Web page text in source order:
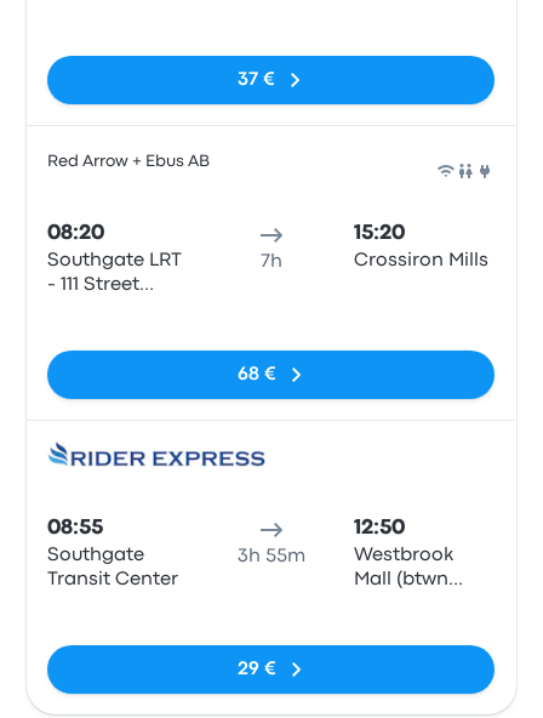
37 €
Red Arrow + Ebus AB
08:20
Southgate LRT
- 111 Street
7h
15:20
Crossiron Mills
68 €
08:55
Southgate
Transit Center
3h 55m
12:50
Westbrook
Mall (btwn
29 €